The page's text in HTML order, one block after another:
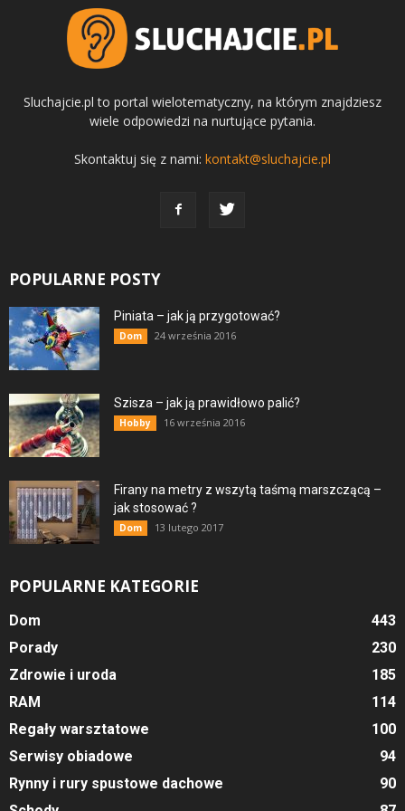
Sluchajcie.pl to portal wielotematyczny, na którym znajdziesz
wiele odpowiedzi na nurtujące pytania.
Skontaktuj się z nami: kontakt@sluchajcie.pl
POPULARNE POSTY
Piniata – jak ją przygotować?
Dom 24 września 2016
Szisza – jak ją prawidłowo palić?
Hobby 16 września 2016
Firany na metry z wszytą taśmą marszczącą –
jak stosować ?
Dom 13 lutego 2017
POPULARNE KATEGORIE
Dom
443
Porady
230
Zdrowie i uroda
185
RAM
114
Regały warsztatowe
100
Serwisy obiadowe
94
Rynny i rury spustowe dachowe
90